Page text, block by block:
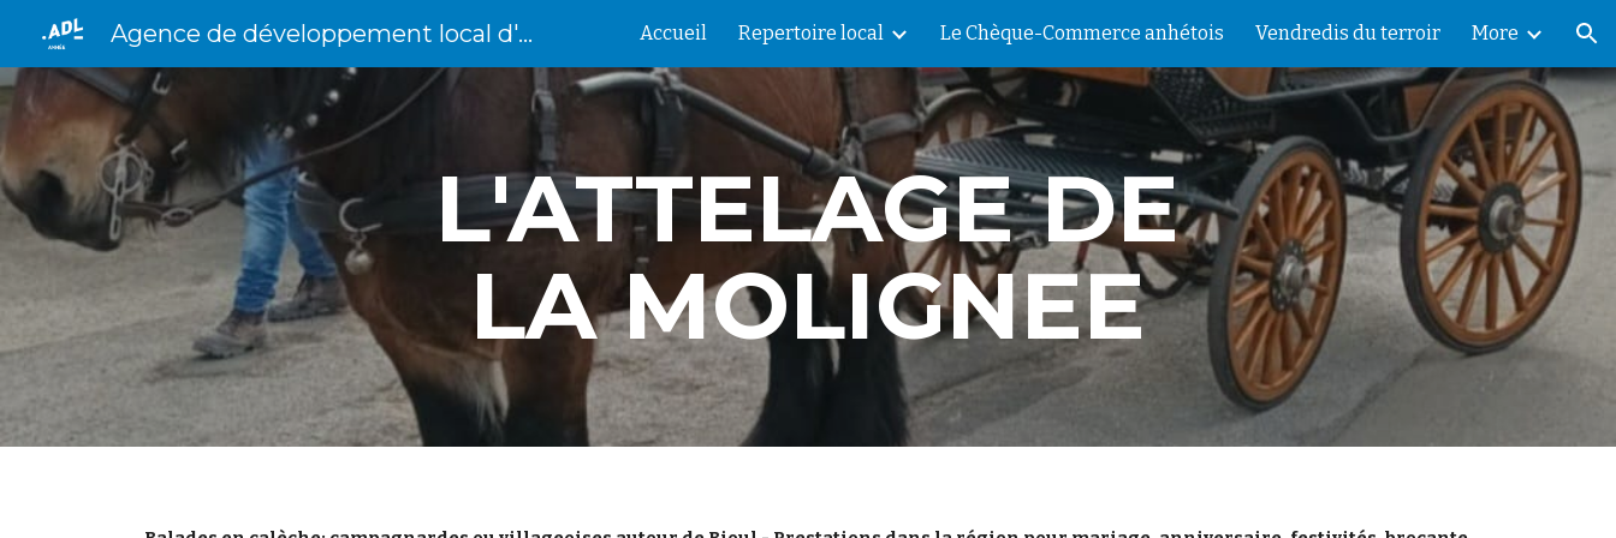
Skip to main content Skip to navigation
Agence de développement local d'Anhée Accueil Repertoire local Le Chèque-Commerce anhétois Vendredis du terroir More
L'ATTELAGE DE
LA MOLIGNEE